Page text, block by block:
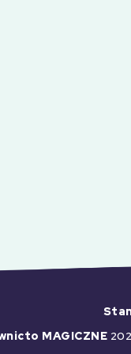
MAGICZNE